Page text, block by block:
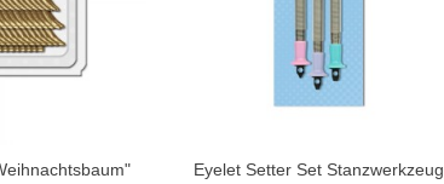
Eyelet Setter Set Stanzwerkzeug